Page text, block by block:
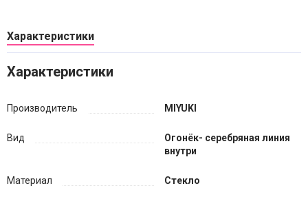
Характеристики
Характеристики
Производитель MIYUKI
Вид
Огонёк- серебряная линия
внутри
Материал Стекло